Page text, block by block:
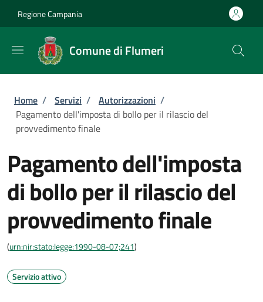
Regione Campania
Comune di Flumeri
Briciole di pane
Home / Servizi / Autorizzazioni /
Pagamento dell'imposta di bollo per il rilascio del
provvedimento finale
Pagamento dell'imposta
di bollo per il rilascio del
provvedimento finale
(urn:nir:stato:legge:1990-08-07;241)
Servizio attivo